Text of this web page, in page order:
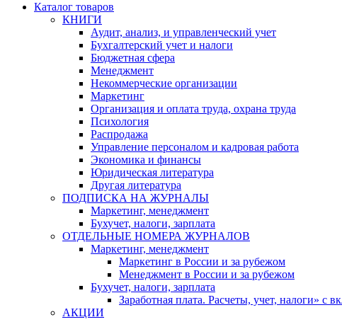
Каталог товаров
КНИГИ
Аудит, анализ, и управленческий учет
Бухгалтерский учет и налоги
Бюджетная сфера
Менеджмент
Некоммерческие организации
Маркетинг
Организация и оплата труда, охрана труда
Психология
Распродажа
Управление персоналом и кадровая работа
Экономика и финансы
Юридическая литература
Другая литература
ПОДПИСКА НА ЖУРНАЛЫ
Маркетинг, менеджмент
Бухучет, налоги, зарплата
ОТДЕЛЬНЫЕ НОМЕРА ЖУРНАЛОВ
Маркетинг, менеджмент
Маркетинг в России и за рубежом
Менеджмент в России и за рубежом
Бухучет, налоги, зарплата
Заработная плата. Расчеты, учет, налоги» с
АКЦИИ